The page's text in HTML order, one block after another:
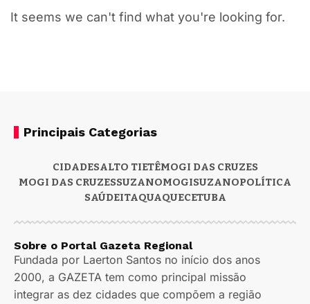
It seems we can't find what you're looking for.
Principais Categorias
CIDADESALTO TIETÊMOGI DAS CRUZES
MOGI DAS CRUZESSUZANOMOGISUZANOPOLÍTICA
SAÚDEITAQUAQUECETUBA
Sobre o Portal Gazeta Regional
Fundada por Laerton Santos no início dos anos
2000, a GAZETA tem como principal missão
integrar as dez cidades que compõem a região